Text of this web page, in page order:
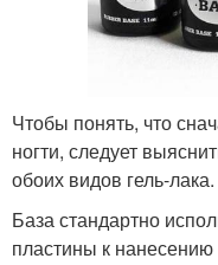
Чтобы понять, что
ногти, следует
обоих видов гель-лака.
База стандартно
пластины к нанесению